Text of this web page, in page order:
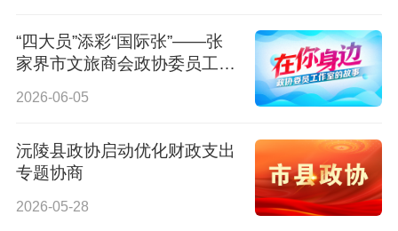
“四大员”添彩“国际张”——张
家界市文旅商会政协委员工作
2026-06-05
沅陵县政协启动优化财政支出
专题协商
2026-05-28